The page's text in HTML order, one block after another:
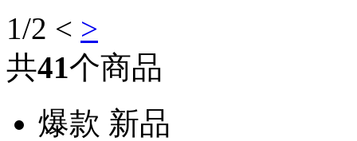
1/2 < >
共41个商品
爆款 新品